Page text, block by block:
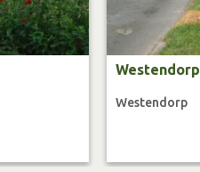
Westendorp
Westendorp